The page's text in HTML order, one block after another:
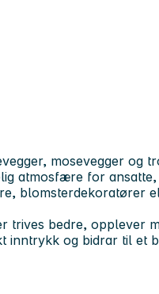
mosevegger og
atmosfære for
blomsterdekoratører
trives bedre, opplever
inntrykk og bidrar til et